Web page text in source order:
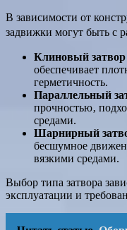
В зависимости от
задвижки могут быть с
Клиновый затвор
обеспечивает
герметичность.
Параллельный
прочностью‚
средами.
Шарнирный
бесшумное
вязкими средами.
Выбор типа затвора
эксплуатации и